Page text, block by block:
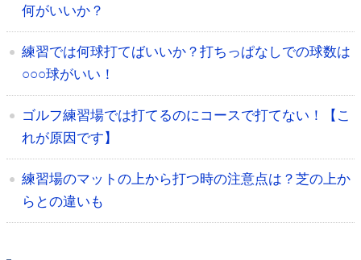
何がいいか？
練習では何球打てばいいか？打ちっぱなしでの球数は
○○○球がいい！
ゴルフ練習場では打てるのにコースで打てない！【こ
れが原因です】
練習場のマットの上から打つ時の注意点は？芝の上か
らとの違いも